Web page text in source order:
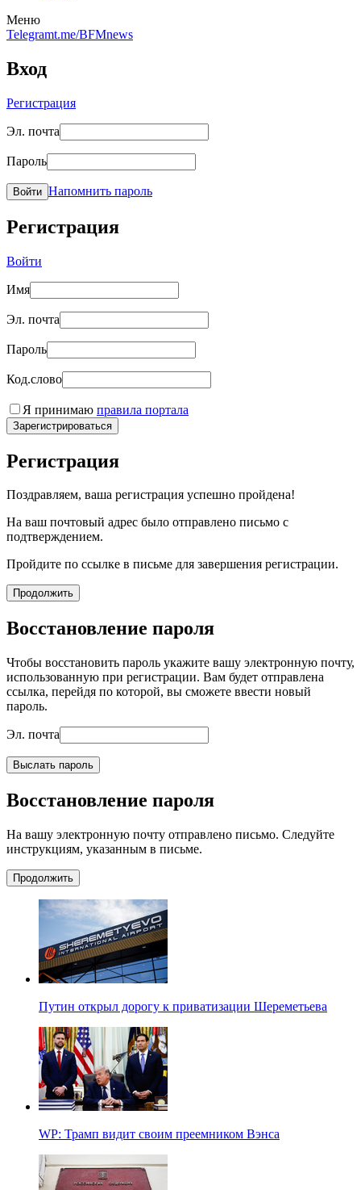
Меню
Telegramt.me/BFMnews
Вход
Регистрация
Эл. почта
Пароль
Войти Напомнить пароль
Регистрация
Войти
Имя
Эл. почта
Пароль
Код.слово
Я принимаю правила портала
Зарегистрироваться
Регистрация
Поздравляем, ваша регистрация успешно пройдена!
На ваш почтовый адрес было отправлено письмо с
подтверждением.
Пройдите по ссылке в письме для завершения регистрации.
Продолжить
Восстановление пароля
Чтобы восстановить пароль укажите вашу электронную почту,
использованную при регистрации. Вам будет отправлена
ссылка, перейдя по которой, вы сможете ввести новый
пароль.
Эл. почта
Выслать пароль
Восстановление пароля
На вашу электронную почту отправлено письмо. Следуйте
инструкциям, указанным в письме.
Продолжить
Путин открыл дорогу к приватизации Шереметьева
WP: Трамп видит своим преемником Вэнса